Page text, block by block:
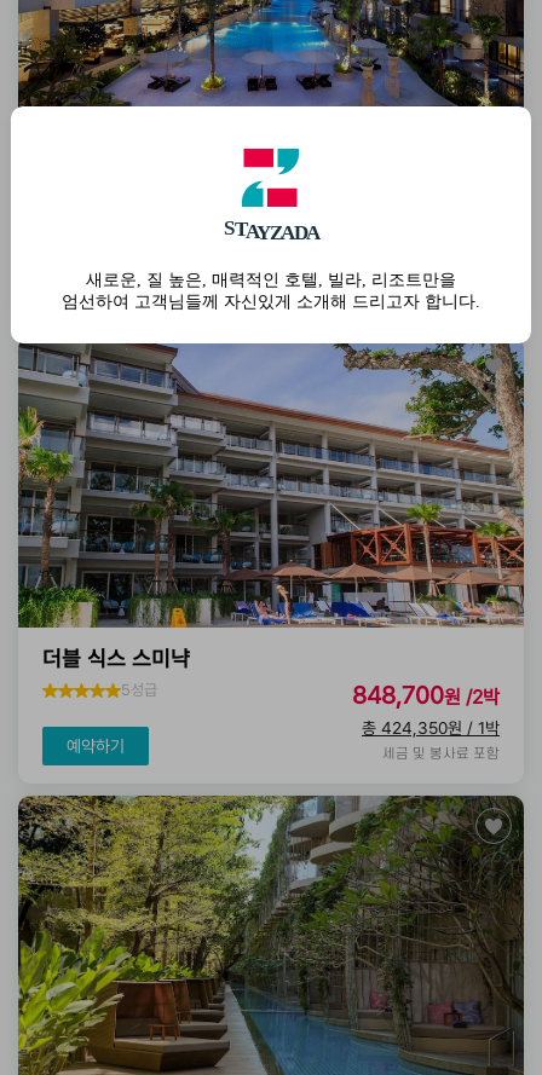
STAYZADA
새로운, 질 높은, 매력적인 호텔, 빌라, 리조트만을
엄선하여 고객님들께 자신있게 소개해 드리고자 합니다.
예약하기
총 172,938원 / 1박
세금 및 봉사료 포함
더블 식스 스미냑
5성급
예약하기
848,700원 /2박
총 424,350원 / 1박
세금 및 봉사료 포함